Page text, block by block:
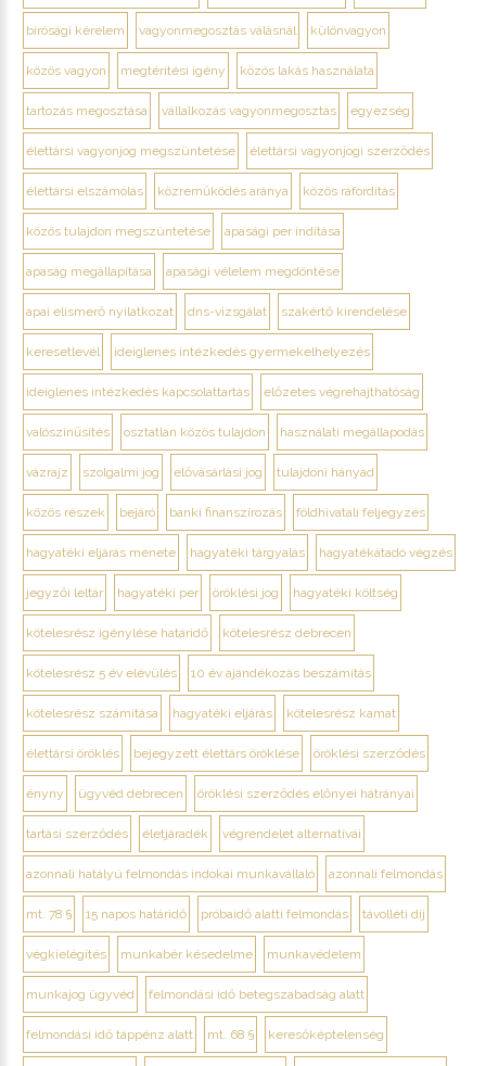
bírósági kérelem vagyonmegosztás válásnál különvagyon
közös vagyon megtérítési igény közös lakás használata
tartozás megosztása vállalkozás vagyonmegosztás egyezség
élettársi vagyonjog megszüntetése élettársi vagyonjogi szerződés
élettársi elszámolás közreműködés aránya közös ráfordítás
közös tulajdon megszüntetése apasági per indítása
apaság megállapítása apasági vélelem megdöntése
apai elismerő nyilatkozat dns-vizsgálat szakértő kirendelése
keresetlevél ideiglenes intézkedés gyermekelhelyezés
ideiglenes intézkedés kapcsolattartás előzetes végrehajthatóság
valószínűsítés osztatlan közös tulajdon használati megállapodás
vázrajz szolgalmi jog elővásárlási jog tulajdoni hányad
közös részek bejáró banki finanszírozás földhivatali feljegyzés
hagyatéki eljárás menete hagyatéki tárgyalás hagyatékátadó végzés
jegyzői leltár hagyatéki per öröklési jog hagyatéki költség
kötelesrész igénylése határidő kötelesrész debrecen
kötelesrész 5 év elévülés 10 év ajándékozás beszámítás
kötelesrész számítása hagyatéki eljárás kötelesrész kamat
élettársi öröklés bejegyzett élettárs öröklése öröklési szerződés
ényny ügyvéd debrecen öröklési szerződés előnyei hátrányai
tartási szerződés életjáradék végrendelet alternatívái
azonnali hatályú felmondás indokai munkavállaló azonnali felmondás
mt. 78 § 15 napos határidő próbaidő alatti felmondás távolléti díj
végkielégítés munkabér késedelme munkavédelem
munkajog ügyvéd felmondási idő betegszabadság alatt
felmondási idő táppénz alatt mt. 68 § keresőképtelenség